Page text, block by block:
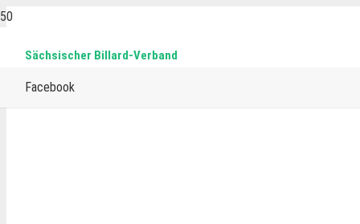
Sächsischer Billard-Verband
Facebook